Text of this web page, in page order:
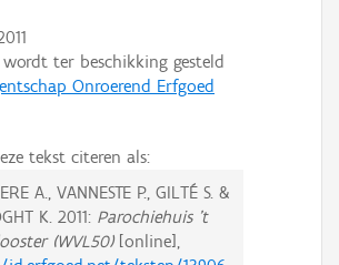
ter beschikking gesteld
Onroerend Erfgoed
tekst citeren als:
A., VANNESTE P., GILTÉ S. &
K. 2011: Parochiehuis 't
(WVL50)[online],